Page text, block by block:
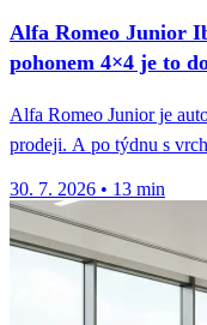
Alfa Romeo Junior
pohonem 4×4 je to
Alfa Romeo Junior je
prodeji. A po týdnu s
30. 7. 2026 • 13 min